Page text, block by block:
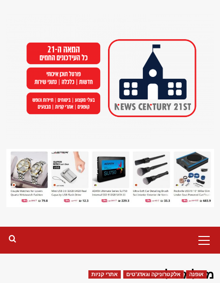
Menu
מצלמה לרכב
אופנה אלקטרוניקה וגאדג'טים אתרי קניות